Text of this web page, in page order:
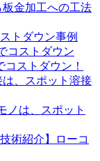
板金加工への工法
トダウン事例
コストダウン
コストダウン！
は、スポット溶接
ノは、スポット
術紹介】ローコ